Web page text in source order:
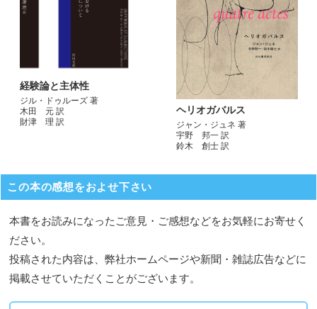
経験論と主体性
ジル・ドゥルーズ 著
木田 元 訳
財津 理 訳
ヘリオガバルス
ジャン・ジュネ 著
宇野 邦一 訳
鈴木 創士 訳
この本の感想をおよせ下さい
本書をお読みになったご意見・ご感想などをお気軽にお寄せく
ださい。
投稿された内容は、弊社ホームページや新聞・雑誌広告などに
掲載させていただくことがございます。